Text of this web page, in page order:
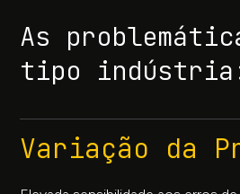
As
tipo
Variação da